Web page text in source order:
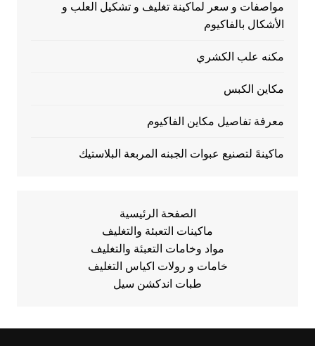
مواصفات و سعر لماكينة تغليف و تشكيل العلب و
الأشكال بالفاكيوم
مكنه علب الكشري
مكاين الكبس
معرفة تفاصيل مكاين الفاكيوم
ماكينهً لتصنيع عبوات الجبنه المربعة البلاستيك
الصفحة الرئيسية
ماكينات التعبئة والتغليف
مواد وخامات التعبئة والتغليف
خامات و رولات اكياس التغليف
طبات اندكشن سيل